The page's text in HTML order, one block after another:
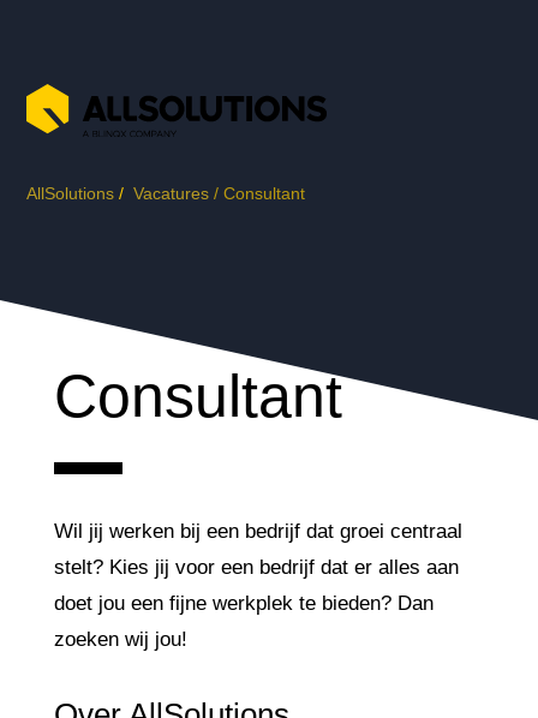
AllSolutions / Vacatures/Consultant
Consultant
Wil jij werken bij een bedrijf dat groei centraal
stelt? Kies jij voor een bedrijf dat er alles aan
doet jou een fijne werkplek te bieden? Dan
zoeken wij jou!